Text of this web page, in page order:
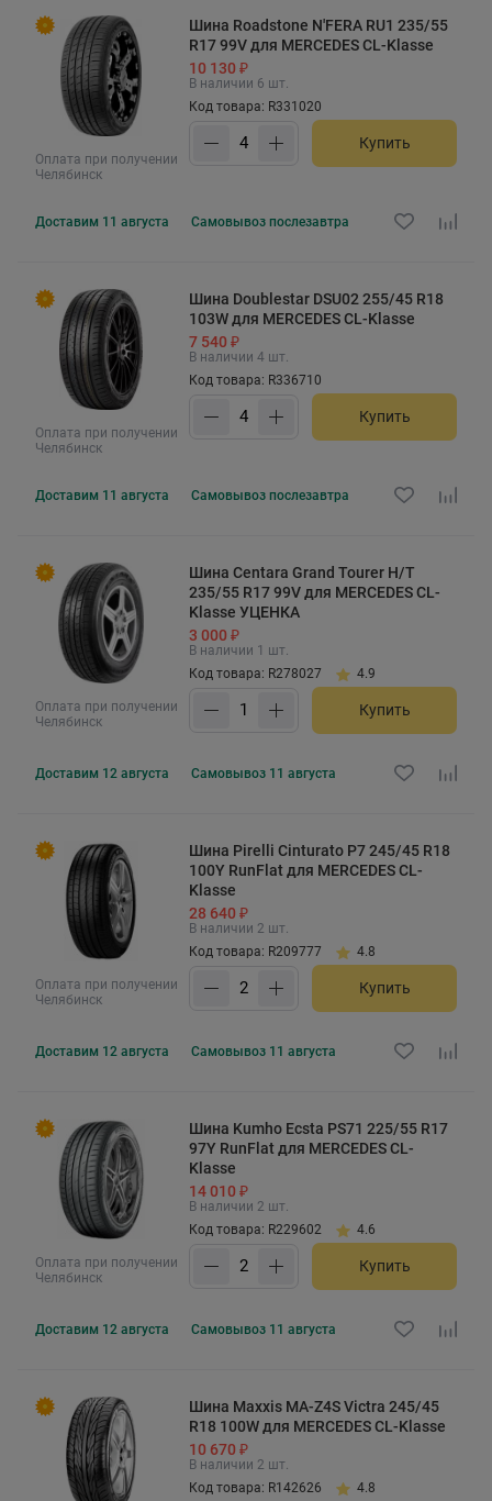
Оплата при получении
Челябинск
Шина Roadstone N'FERA RU1 235/55
R17 99V для MERCEDES CL-Klasse
10 130 ₽
В наличии 6 шт.
Код товара: R331020
Купить
Доставим 11 августа Самовывоз послезавтра
Оплата при получении
Челябинск
Шина Doublestar DSU02 255/45 R18
103W для MERCEDES CL-Klasse
7 540 ₽
В наличии 4 шт.
Код товара: R336710
Купить
Доставим 11 августа Самовывоз послезавтра
Оплата при получении
Челябинск
Шина Centara Grand Tourer H/T
235/55 R17 99V для MERCEDES CL-
Klasse УЦЕНКА
3 000 ₽
В наличии 1 шт.
Код товара: R278027
4.9
Купить
Доставим 12 августа Самовывоз 11 августа
Оплата при получении
Челябинск
Шина Pirelli Cinturato P7 245/45 R18
100Y RunFlat для MERCEDES CL-
Klasse
28 640 ₽
В наличии 2 шт.
Код товара: R209777
4.8
Купить
Доставим 12 августа Самовывоз 11 августа
Оплата при получении
Челябинск
Шина Kumho Ecsta PS71 225/55 R17
97Y RunFlat для MERCEDES CL-
Klasse
14 010 ₽
В наличии 2 шт.
Код товара: R229602
4.6
Купить
Доставим 12 августа Самовывоз 11 августа
Шина Maxxis MA-Z4S Victra 245/45
R18 100W для MERCEDES CL-Klasse
10 670 ₽
В наличии 2 шт.
Код товара: R142626
4.8